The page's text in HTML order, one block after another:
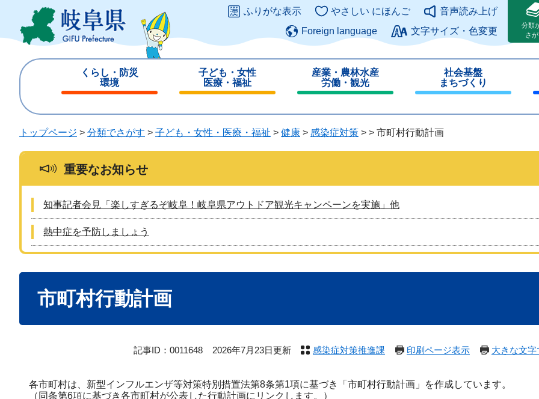
ジ
ュ
このページの本文へ
ふりがな表示 やさしい にほんご
音声読み上げ
Foreign language
文字サイズ・色変更
分類
さ
くらし・防災
環境
じ
子ども・女性
医療・福祉
じ
産業・農林水産
労働・観光
じ
る
社会基盤
まちづくり
じ
る
トップページ > 分類でさがす > 子ども・女性・医療・福祉 > 健康 > 感染症対策 > > 市町村行動計画
重要なお知らせ
知事記者会見「楽しすぎるぞ岐阜！岐阜県アウトドア観光キャンペーンを実施」他
熱中症を予防しましょう
市町村行動計画
記事ID：0011648 2026年7月23日更新 感染症対策推進課 印刷ページ表示 大きな文
各市町村は、新型インフルエンザ等対策特別措置法第8条第1項に基づき「市町村行動計画」を作成しています。
（同条第6項に基づき各市町村が公表した行動計画にリンクします。）